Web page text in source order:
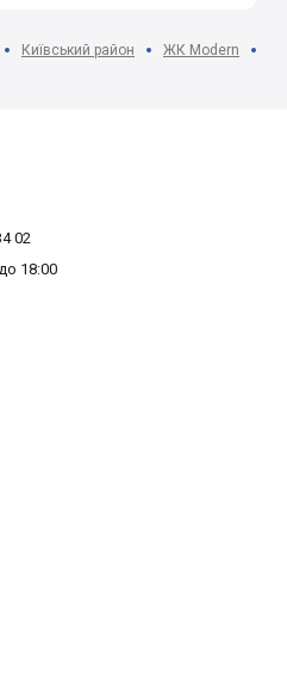
Київський район ЖК Modern
02
18:00